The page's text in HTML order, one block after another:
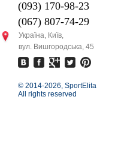
(093) 170-98-23
(067) 807-74-29
Україна, Київ,
вул. Вишгородська, 45
© 2014-2026, SportElita
All rights reserved